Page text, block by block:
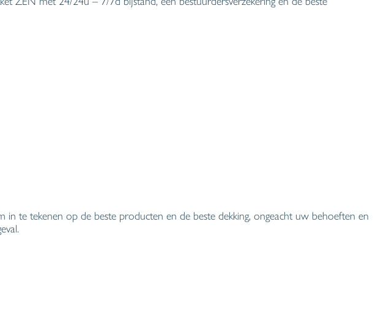
in te tekenen op de beste producten en de beste dekking, ongeacht uw behoeften en